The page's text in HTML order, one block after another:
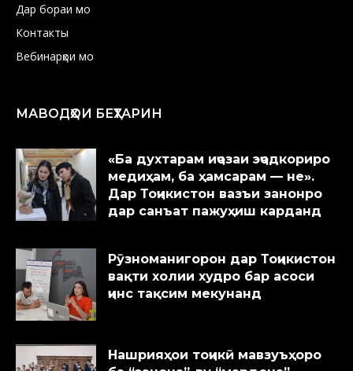
Дар бораи мо
Контакты
Вебинарҳои мо
МАВОДҲОИ БЕҲТАРИН
«Ба духтарам иҷозаи эҷодкориро
медиҳам, ба ҳамсарам — не».
Дар Тоҷикистон вазъи занонро
дар санъат пажуҳиш карданд
Рӯзноманигорон дар Тоҷикистон
вақти холии худро бар асоси
ҷинс тақсим мекунанд
Нашрияҳои тоҷикӣ мавзуъҳоро